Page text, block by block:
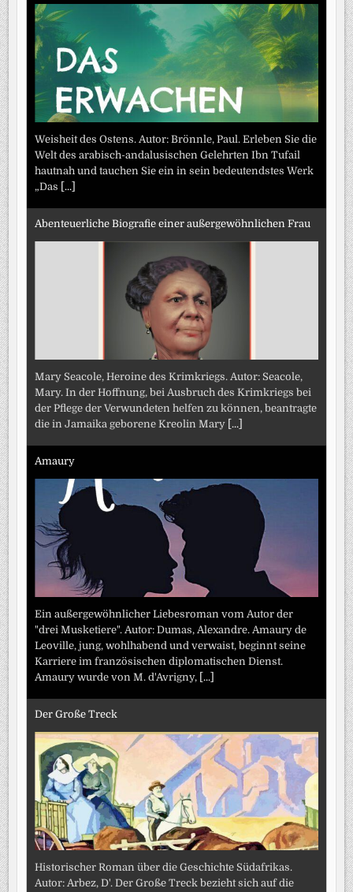
Weisheit des Ostens. Autor: Brönnle, Paul. Erleben Sie die
Welt des arabisch-andalusischen Gelehrten Ibn Tufail
hautnah und tauchen Sie ein in sein bedeutendstes Werk
„Das [...]
Abenteuerliche Biografie einer außergewöhnlichen Frau
Mary Seacole, Heroine des Krimkriegs. Autor: Seacole,
Mary. In der Hoffnung, bei Ausbruch des Krimkriegs bei
der Pflege der Verwundeten helfen zu können, beantragte
die in Jamaika geborene Kreolin Mary [...]
Amaury
Ein außergewöhnlicher Liebesroman vom Autor der
"drei Musketiere". Autor: Dumas, Alexandre. Amaury de
Leoville, jung, wohlhabend und verwaist, beginnt seine
Karriere im französischen diplomatischen Dienst.
Amaury wurde von M. d'Avrigny, [...]
Der Große Treck
Historischer Roman über die Geschichte Südafrikas.
Autor: Arbez, D'. Der Große Treck bezieht sich auf die